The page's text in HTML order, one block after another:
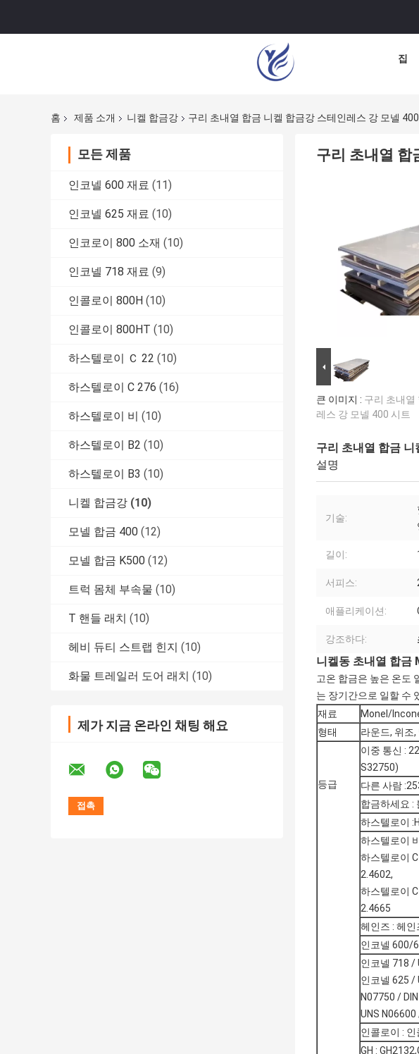
집
홈 제품 소개 니켈 합금강 구리 초내열 합금 니켈 합금강 스테인레스 강 모넬
모든 제품
인코넬 600 재료 (11)
인코넬 625 재료 (10)
인코로이 800 소재 (10)
인코넬 718 재료 (9)
인콜로이 800H (10)
인콜로이 800HT (10)
하스텔로이 Ｃ 22 (10)
하스텔로이 C 276 (16)
하스텔로이 비 (10)
하스텔로이 B2 (10)
하스텔로이 B3 (10)
니켈 합금강 (10)
모넬 합금 400 (12)
모넬 합금 K500 (12)
트럭 몸체 부속물 (10)
T 핸들 래치 (10)
헤비 듀티 스트랩 힌지 (10)
화물 트레일러 도어 래치 (10)
제가 지금 온라인 채팅 해요
구리 초내열 합
큰 이미지 : 구리 초내열
레스 강 모넬 400 시트
구리 초내열 합금
설명
기술:
길이:
서피스:
애플리케이션:
강조하다:
니켈동 초내열 합금
고온 합금은 높은 온도
는 장기간으로 일할 수
재료
Monel/
형태
라운드, 위조,
등급
이중 통신 :
S32750)
다른 사람
합금하세요 :
하스텔로이
하스텔로이
하스텔로이
2.4602,
하스텔로이
2.4665
헤인즈 : 헤
인코넬 600/
인코넬 718 /
인코넬 625 /
N07750 /
UNS N06600
인콜로이 :
GH :